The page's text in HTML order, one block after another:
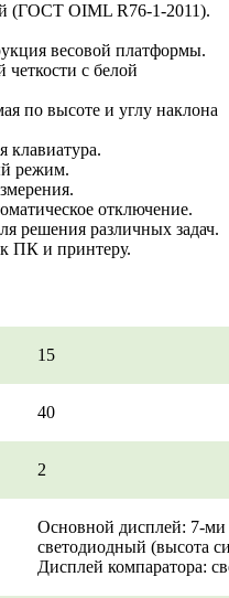
(ГОСТ OIML R76-1-2011).
весовой платформы.
с белой
по высоте и углу наклона
клавиатура.
режим.
отключение.
решения различных задач.
ПК и принтеру.
15
40
2
Основной дисплей: 7-
светодиодный (высота
Дисплей компаратора: